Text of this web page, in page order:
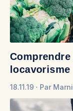
locavorisme
18.11.19 Par